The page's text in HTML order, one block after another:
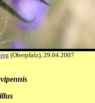
(Oberpfalz), 29.04.2007